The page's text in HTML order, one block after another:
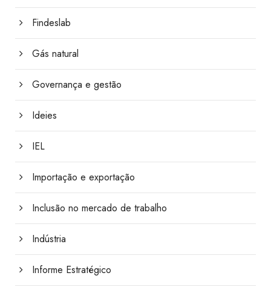
Findeslab
Gás natural
Governança e gestão
Ideies
IEL
Importação e exportação
Inclusão no mercado de trabalho
Indústria
Informe Estratégico